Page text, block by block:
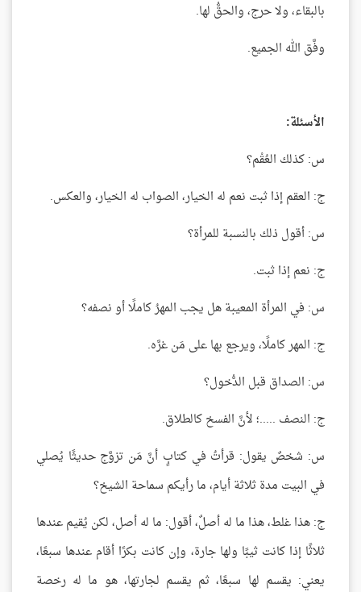
بالبقاء، ولا حرج، والحقُّ لها.
وفَّق الله الجميع.
الأسئلة:
س: كذلك العُقْم؟
ج: العقم إذا ثبت نعم له الخيار، الصواب له الخيار، والعكس.
س: أقول ذلك بالنسبة للمرأة؟
ج: نعم إذا ثبت.
س: في المرأة المعيبة هل يجب المهرُ كاملًا أو نصفه؟
ج: المهر كاملًا، ويرجع بها على مَن غرَّه.
س: الصداق قبل الدُّخول؟
ج: النصف .....؛ لأنَّ الفسخ كالطلاق.
س: شخصٌ يقول: قرأتُ في كتابٍ أنَّ مَن تزوَّج حديثًا يُصلي
في البيت مدة ثلاثة أيام، ما رأيكم سماحة الشيخ؟
ج: هذا غلط، هذا ما له أصلٌ، أقول: ما له أصل، لكن يُقيم عندها
ثلاثًا إذا كانت ثيبًا ولها جارة، وإن كانت بكرًا أقام عندها سبعًا،
يعني: يقسم لها سبعًا، ثم يقسم لجارتها، هو ما له رخصة